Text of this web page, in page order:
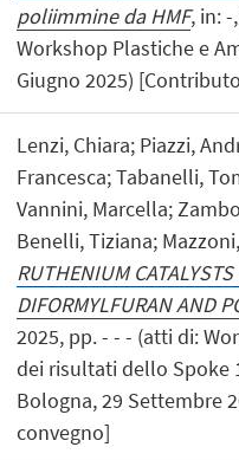
poliimmine da HMF, in:
Workshop Plastiche e
Giugno 2025)
Lenzi, Chiara; Piazzi,
Francesca; Tabanelli,
Vannini, Marcella;
Benelli, Tiziana;
RUTHENIUM
DIFORMYLFURAN AND
2025, pp. - - - (atti di:
dei risultati dello Spoke
Bologna, 29 Settembre
convegno]